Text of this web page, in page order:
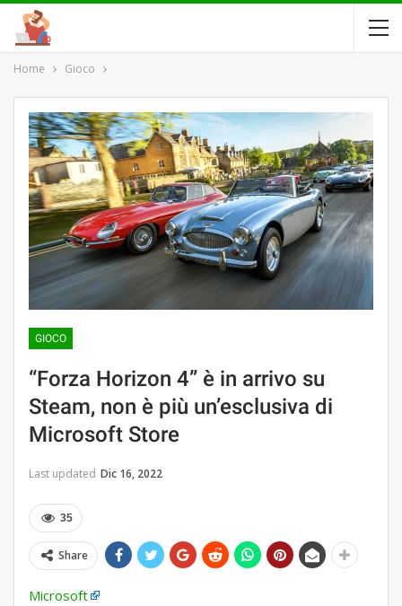
Home Gioco
GIOCO
“Forza Horizon 4” è in arrivo su
Steam, non è più un’esclusiva di
Microsoft Store
Last updated Dic 16, 2022
35
Share
Microsoft